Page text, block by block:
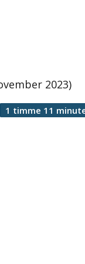
2023)
1 timme 11